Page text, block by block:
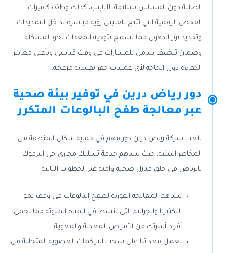
الصلبة دون المساس بسلامة الأنابيب، كذلك وظف كاميرات
الفحص الرقمية التي تتيح للفنيين رؤية مباشرة لداخل التمديدات
وتحديد بؤر الدهون مما يسمح بتوجيه المعدات نحو المشكلة
وضمان تنظيف شامل للمسارات في وقت قياسي وبأعلى معايير
الكفاءة دون الحاجة لأي عمليات حفر تقليدية مزعجة.
دور رياض درين في توفير بيئة صحية
عبر معالجة طفح البالوعات المتكرر
تلعب شركة رياض درين دور مهم في حماية سكان المنطقة من
المخاطر البيئية، حيث تساهم خدمة تسليك مجاري حي اليرموك
بالرياض في خلق منازل صحية وآمنة عبر الخطوات التالية:
تساهم المعالجة الفورية لطفح البالوعات في وقف نمو
البكتيريا والجراثيم التي تنشط في المياه الملوثة مما يحمي
أفراد أسرتك من الأمراض المعدية والمعوية.
تعمل معداتنا على سحب التراكمات العضوية المتحللة من